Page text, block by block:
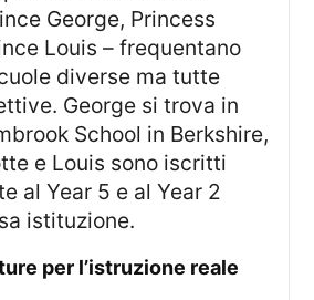
George, Princess
Louis – frequentano
diverse ma tutte
George si trova in
School in Berkshire,
e Louis sono iscritti
al Year 5 e al Year 2
istituzione.
per l’istruzione reale